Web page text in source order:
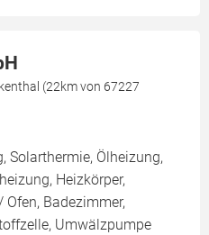
(22km von 67227
Solarthermie, Ölheizung,
Heizkörper,
Badezimmer,
Umwälzpumpe